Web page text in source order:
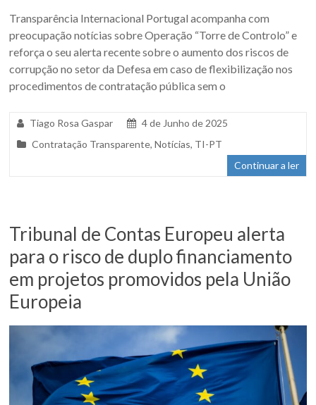
Transparência Internacional Portugal acompanha com
preocupação notícias sobre Operação “Torre de Controlo” e
reforça o seu alerta recente sobre o aumento dos riscos de
corrupção no setor da Defesa em caso de flexibilização nos
procedimentos de contratação pública sem o
Tiago Rosa Gaspar
4 de Junho de 2025
Contratação Transparente,Notícias, TI-PT
Continuar a ler
Tribunal de Contas Europeu alerta
para o risco de duplo financiamento
em projetos promovidos pela União
Europeia